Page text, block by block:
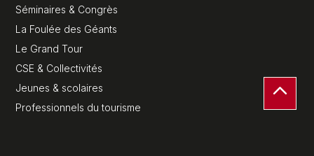
Séminaires & Congrès
La Foulée des Géants
Le Grand Tour
CSE & Collectivités
Jeunes & scolaires
Professionnels du tourisme